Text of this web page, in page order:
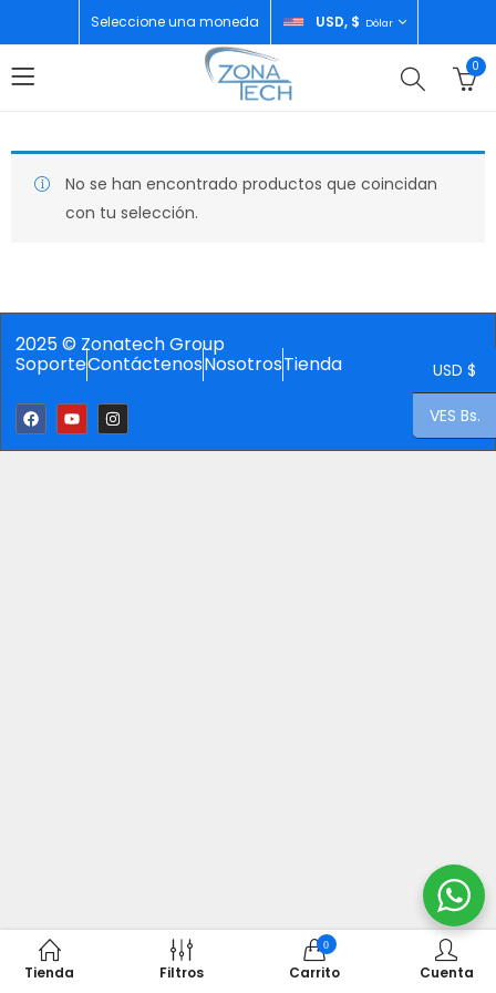
Seleccione una moneda USD, $ Dólar
0
No se han encontrado productos que coincidan
con tu selección.
2025 © Zonatech Group
SoporteContáctenosNosotrosTienda
Tienda Filtros
0
Carrito Cuenta
USD $
VES Bs.